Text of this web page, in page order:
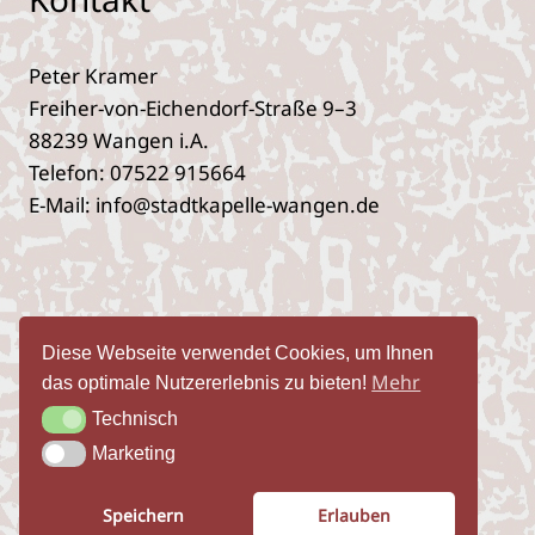
Peter Kramer
Freiher-von-Eichendorf-Straße 9–3
88239 Wangen i.A.
Telefon: 07522 915664
E‑Mail: info@stadtkapelle-wangen.de
Öffent­lich­keits­ar­beit
© 2026 Stadtkapelle Wangen i.A.
Diese Webseite verwendet Cookies, um Ihnen
das optimale Nutzererlebnis zu bieten! Mehr
TechnischTechnisch
MarketingMarketing
Speichern Erlauben